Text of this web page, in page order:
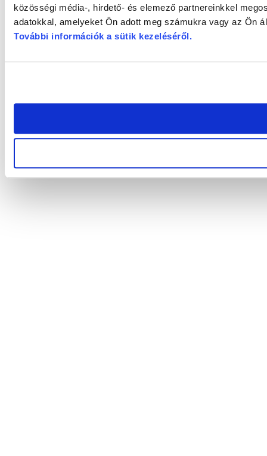
közösségi média-, hirdető- és elemező partnereinkkel
adatokkal, amelyeket Ön adott meg számukra vagy az Ön
További információk a sütik kezeléséről.